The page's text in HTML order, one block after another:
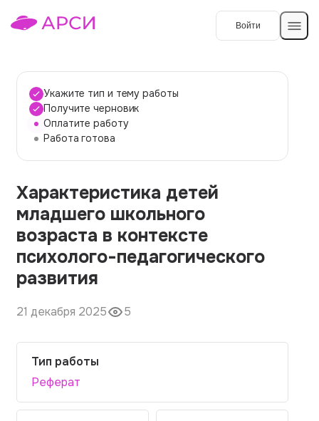
Войти
Темы работ
О сервисе
О компании
Наши гарантии
Порядок оплаты
Вопросы и ответы
Отзывы
Контакты
Укажите тип и тему работы
Получите черновик
Оплатите работу
Работа готова
Характеристика детей
младшего школьного
возраста в контексте
психолого-педагогического
развития
21 декабря 2025 5
Тип работы
Реферат